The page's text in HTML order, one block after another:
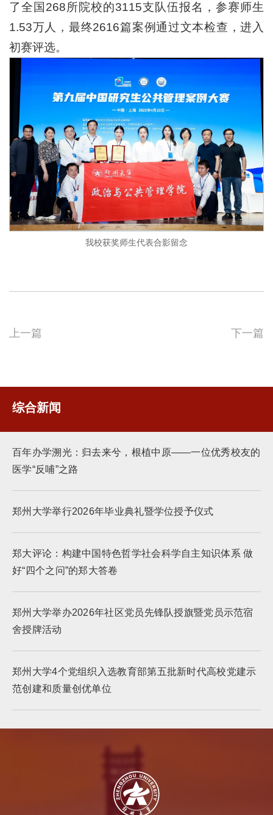
了全国268所院校的3115支队伍报名，参赛师生
1.53万人，最终2616篇案例通过文本检查，进入
初赛评选。
我校获奖师生代表合影留念
上一篇 下一篇
综合新闻
百年办学溯光：归去来兮，根植中原——一位优秀校友的
医学“反哺”之路
郑州大学举行2026年毕业典礼暨学位授予仪式
郑大评论：构建中国特色哲学社会科学自主知识体系 做
好“四个之问”的郑大答卷
郑州大学举办2026年社区党员先锋队授旗暨党员示范宿
舍授牌活动
郑州大学4个党组织入选教育部第五批新时代高校党建示
范创建和质量创优单位